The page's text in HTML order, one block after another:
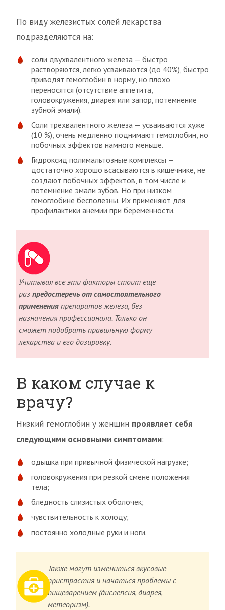
По виду железистых солей лекарства
подразделяются на:
соли двухвалентного железа — быстро
растворяются, легко усваиваются (до 40%), быстро
приводят гемоглобин в норму, но плохо
переносятся (отсутствие аппетита,
головокружения, диарея или запор, потемнение
зубной эмали).
Соли трехвалентного железа — усваиваются хуже
(10 %), очень медленно поднимают гемоглобин, но
побочных эффектов намного меньше.
Гидроксид полимальтозные комплексы —
достаточно хорошо всасываются в кишечнике, не
создают побочных эффектов, в том числе и
потемнение эмали зубов. Но при низком
гемоглобине бесполезны. Их применяют для
профилактики анемии при беременности.
Учитывая все эти факторы стоит еще
раз предостеречь от самостоятельного
применения препаратов железа, без
назначения профессионала. Только он
сможет подобрать правильную форму
лекарства и его дозировку.
В каком случае к
врачу?
Низкий гемоглобин у женщин проявляет себя
следующими основными симптомами:
одышка при привычной физической нагрузке;
головокружения при резкой смене положения
тела;
бледность слизистых оболочек;
чувствительность к холоду;
постоянно холодные руки и ноги.
Также могут измениться вкусовые
пристрастия и начаться проблемы с
пищеварением (диспепсия, диарея,
метеоризм).